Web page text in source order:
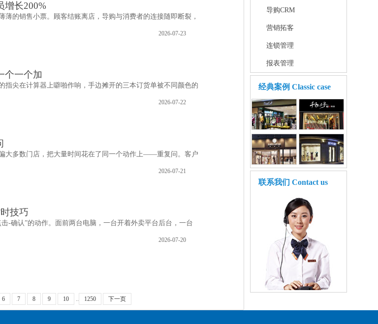
导购CRM
营销拓客
连锁管理
报表管理
经典案例 Classic case
联系我们 Contact us
增长200%
的销售小票。顾客结账离店，导购与消费者的连接随即断裂，
2026-07-23
个一个加
指尖在计算器上噼啪作响，手边摊开的三本订货单被不同颜色的
2026-07-22
大多数门店，把大量时间花在了同一个动作上——重复问。客户
2026-07-21
技巧
-确认”的动作。面前两台电脑，一台开着外卖平台后台，一台
2026-07-20
6 7 8 9 10 .. 1250 下一页